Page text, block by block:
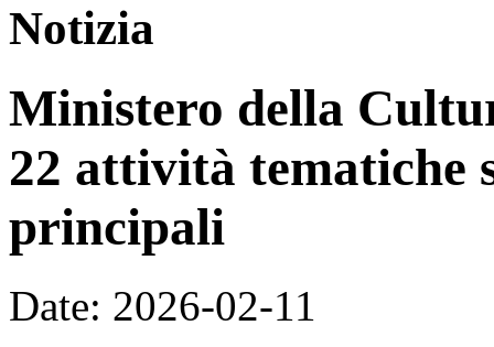
Notizia
Ministero della
22 attività tematiche
principali
Date: 2026-02-11